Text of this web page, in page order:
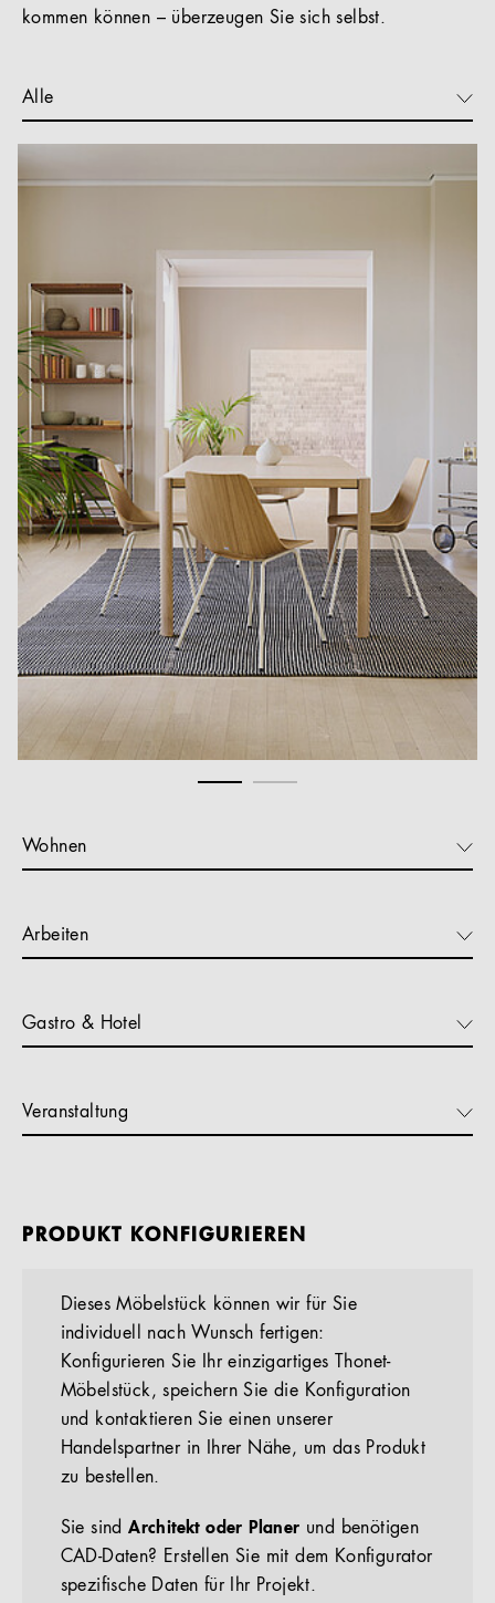
kommen können – überzeugen Sie sich selbst.
Alle
Wohnen
Arbeiten
Gastro & Hotel
Veranstaltung
PRODUKT KONFIGURIEREN
Dieses Möbelstück können wir für Sie
individuell nach Wunsch fertigen:
Konfigurieren Sie Ihr einzigartiges Thonet-
Möbelstück, speichern Sie die Konfiguration
und kontaktieren Sie einen unserer
Handelspartner in Ihrer Nähe, um das Produkt
zu bestellen.
Sie sindArchitekt oder Planer und benötigen
CAD-Daten? Erstellen Sie mit dem Konfigurator
spezifische Daten für Ihr Projekt.